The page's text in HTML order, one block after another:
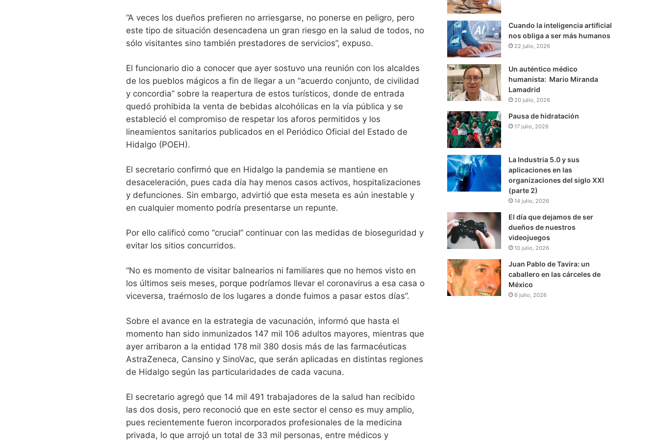
“A veces los dueños prefieren no arriesgarse, no ponerse en peligro, pero
este tipo de situación desencadena un gran riesgo en la salud de todos, no
sólo visitantes sino también prestadores de servicios”, expuso.
El funcionario dio a conocer que ayer sostuvo una reunión con los alcaldes
de los pueblos mágicos a fin de llegar a un “acuerdo conjunto, de civilidad
y concordia” sobre la reapertura de estos turísticos, donde de entrada
quedó prohibida la venta de bebidas alcohólicas en la vía pública y se
estableció el compromiso de respetar los aforos permitidos y los
lineamientos sanitarios publicados en el Periódico Oficial del Estado de
Hidalgo (POEH).
El secretario confirmó que en Hidalgo la pandemia se mantiene en
desaceleración, pues cada día hay menos casos activos, hospitalizaciones
y defunciones. Sin embargo, advirtió que esta meseta es aún inestable y
en cualquier momento podría presentarse un repunte.
Por ello calificó como “crucial” continuar con las medidas de bioseguridad y
evitar los sitios concurridos.
“No es momento de visitar balnearios ni familiares que no hemos visto en
los últimos seis meses, porque podríamos llevar el coronavirus a esa casa o
viceversa, traérnoslo de los lugares a donde fuimos a pasar estos días”.
Sobre el avance en la estrategia de vacunación, informó que hasta el
momento han sido inmunizados 147 mil 106 adultos mayores, mientras que
ayer arribaron a la entidad 178 mil 380 dosis más de las farmacéuticas
AstraZeneca, Cansino y SinoVac, que serán aplicadas en distintas regiones
de Hidalgo según las particularidades de cada vacuna.
El secretario agregó que 14 mil 491 trabajadores de la salud han recibido
las dos dosis, pero reconoció que en este sector el censo es muy amplio,
pues recientemente fueron incorporados profesionales de la medicina
privada, lo que arrojó un total de 33 mil personas, entre médicos y
Cuando la inteligencia artificial
nos obliga a ser más humanos
22 julio, 2026
Un auténtico médico
humanista: Mario Miranda
Lamadrid
20 julio, 2026
Pausa de hidratación
17 julio, 2026
La Industria 5.0 y sus
aplicaciones en las
organizaciones del siglo XXI
(parte 2)
14 julio, 2026
El día que dejamos de ser
dueños de nuestros
videojuegos
10 julio, 2026
Juan Pablo de Tavira: un
caballero en las cárceles de
México
6 julio, 2026